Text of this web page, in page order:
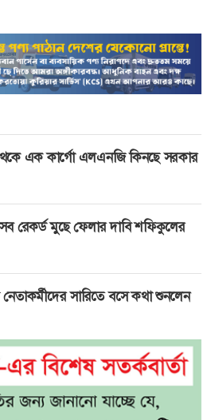
এক কার্গো এলএনজি কিনছে সরকার
রেকর্ড মুছে ফেলার দাবি শফিকুলের
সারিতে বসে কথা শুনলেন